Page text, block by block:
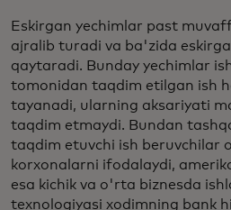
Eskirgan yechimlar past
ajralib turadi va ba'zida
qaytaradi. Bunday yechimlar
tomonidan taqdim etilgan ish
tayanadi, ularning aksariyati
taqdim etmaydi. Bundan
taqdim etuvchi ish beruvchilar
korxonalarni ifodalaydi,
esa kichik va o'rta biznesda
texnologiyasi xodimning bank